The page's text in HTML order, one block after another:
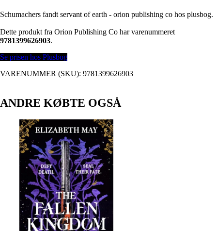
Schumachers fandt servant of earth - orion publishing co hos plusbog.
Dette produkt fra Orion Publishing Co har varenummeret
9781399626903.
Se prisen hos Plusbog
VARENUMMER (SKU): 9781399626903
ANDRE KØBTE OGSÅ